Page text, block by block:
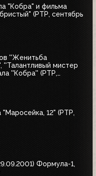
"Кобра" и фильма
(РТР, сентябрь
''Женитьба
''Талантливый мистер
''Кобра'' (РТР,
"Маросейка, 12" (РТР,
Формула-1,